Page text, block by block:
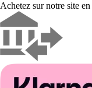
Achetez sur notre site